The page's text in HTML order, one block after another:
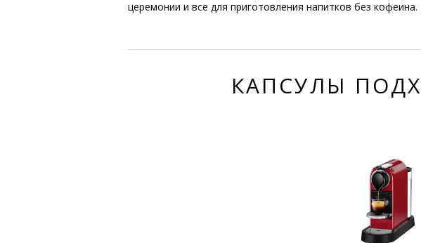
церемонии и все для приготовления напитков без кофеина.
КАПСУЛЫ